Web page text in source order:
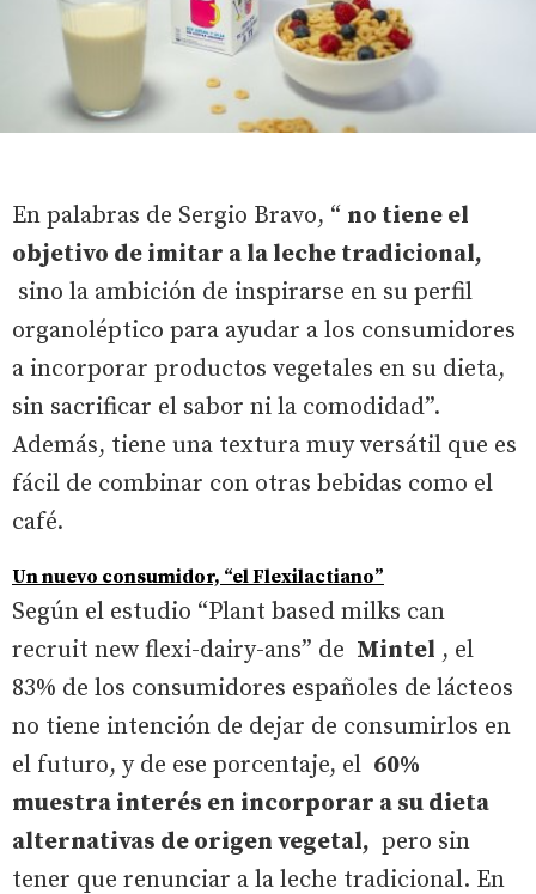
En palabras de Sergio Bravo, “ no tiene el
objetivo de imitar a la leche tradicional,
sino la ambición de inspirarse en su perfil
organoléptico para ayudar a los consumidores
a incorporar productos vegetales en su dieta,
sin sacrificar el sabor ni la comodidad”.
Además, tiene una textura muy versátil que es
fácil de combinar con otras bebidas como el
café.
Un nuevo consumidor, “el Flexilactiano”
Según el estudio “Plant based milks can
recruit new flexi-dairy-ans” de Mintel , el
83% de los consumidores españoles de lácteos
no tiene intención de dejar de consumirlos en
el futuro, y de ese porcentaje, el 60%
muestra interés en incorporar a su dieta
alternativas de origen vegetal, pero sin
tener que renunciar a la leche tradicional. En